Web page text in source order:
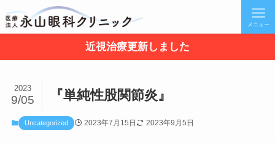
メニュー
近視治療更新しました
『単純性股関節炎』
2023
9/05
Uncategorized 2023年7月15日 2023年9月5日